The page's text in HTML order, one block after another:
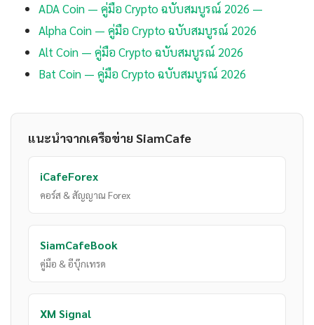
ADA Coin — คู่มือ Crypto ฉบับสมบูรณ์ 2026 —
Alpha Coin — คู่มือ Crypto ฉบับสมบูรณ์ 2026
Alt Coin — คู่มือ Crypto ฉบับสมบูรณ์ 2026
Bat Coin — คู่มือ Crypto ฉบับสมบูรณ์ 2026
แนะนำจากเครือข่าย SiamCafe
iCafeForex
คอร์ส & สัญญาณ Forex
SiamCafeBook
คู่มือ & อีบุ๊กเทรด
XM Signal